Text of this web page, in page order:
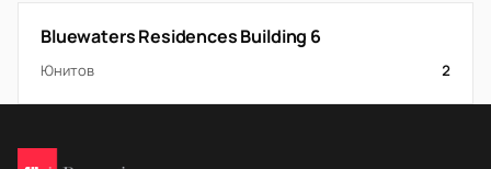
Bluewaters Residences Building 6
Юнитов 2